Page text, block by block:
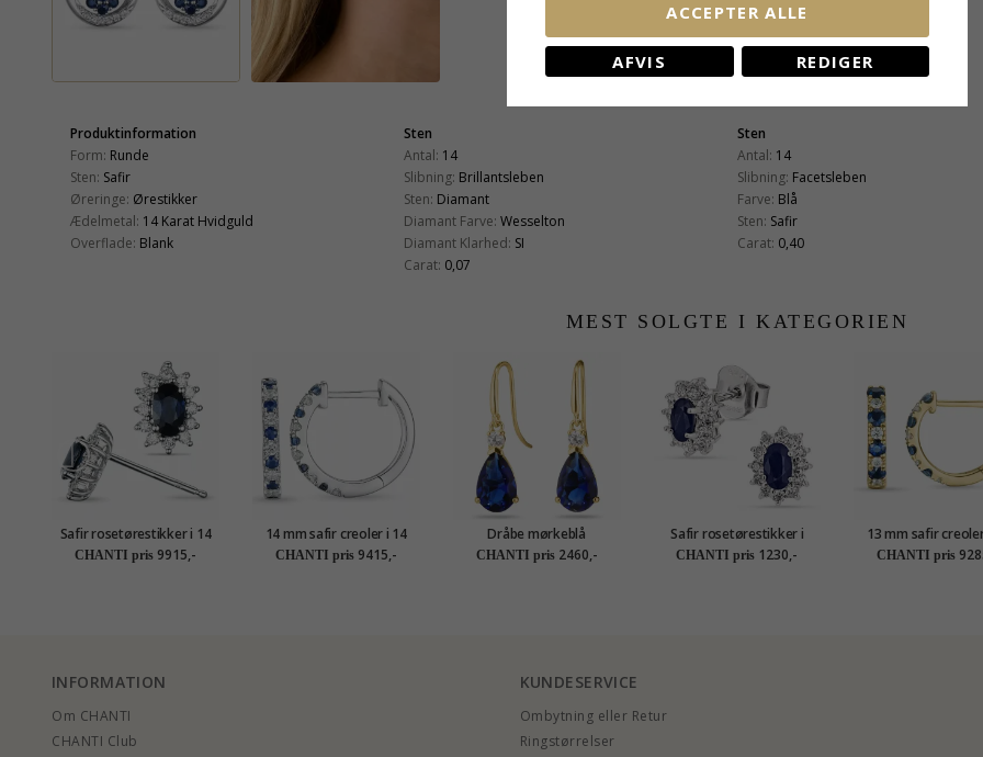
Produktinformation
Form: Runde
Sten: Safir
Øreringe: Ørestikker
Ædelmetal: 14 Karat Hvidguld
Overflade: Blank
Sten
Antal: 14
Slibning: Brillantsleben
Sten: Diamant
Diamant Farve: Wesselton
Diamant Klarhed: SI
Carat: 0,07
Sten
Antal: 14
Slibning: Facetsleben
Farve: Blå
Sten: Safir
Carat: 0,40
MEST SOLGTE I KATEGORIEN
Safir rosetørestikker i 14
karat hvidguld med
diamant og safir
CHANTI pris 9915,-
14 mm safir creoler i 14
karat hvidguld med safir og
diamant
CHANTI pris 9415,-
Dråbe mørkeblå
guldøreringe i 14 karat
guld med syntetisk safir og
CHANTI pris 2460,-
Safir rosetørestikker i
rhodineret sølv
CHANTI pris 1230,-
13 mm safir
karat guld med
safir
CHANTI pris
INFORMATION
Om CHANTI
CHANTI Club
KUNDESERVICE
Ombytning eller Retur
Ringstørrelser
ACCEPTER ALLE
AFVIS REDIGER